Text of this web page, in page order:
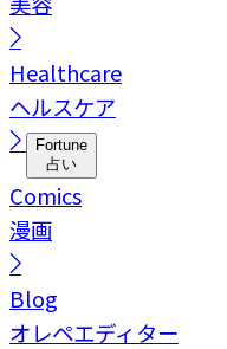
Healthcare
ヘルスケア
Fortune
占い
Comics
漫画
Blog
オレペエディター